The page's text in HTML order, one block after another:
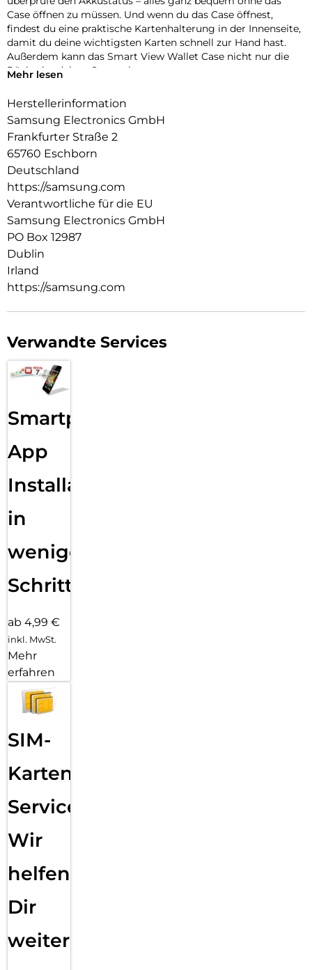
Case öffnen zu müssen. Und wenn du das Case öffnest,
findest du eine praktische Kartenhalterung in der Innenseite,
damit du deine wichtigsten Karten schnell zur Hand hast.
Außerdem kann das Smart View Wallet Case nicht nur die
Rückseite deines Smartphones,
schützen.
Mehr lesen
Herstellerinformation
Samsung Electronics GmbH
Frankfurter Straße 2
65760 Eschborn
Deutschland
https://samsung.com
Verantwortliche für die EU
Samsung Electronics GmbH
PO Box 12987
Dublin
Irland
https://samsung.com
Verwandte Services
Smartphone
App
Installation
in
wenigen
Schritten
ab 4,99 €
inkl. MwSt.
Mehr
erfahren
SIM-
Karten
Service:
Wir
helfen
Dir
weiter